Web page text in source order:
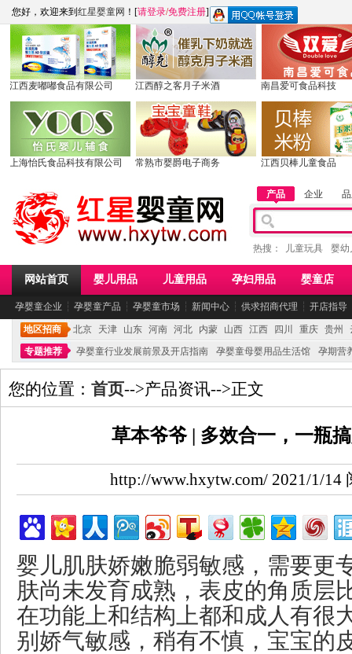
您好，欢迎来到 红星婴童网 ！[请登录/免费注册]
江西麦嘟嘟食品有限公司 江西醇之客月子米酒 南昌爱可食品科技
上海怡氏食品科技有限公司 常熟市婴爵电子商务 江西贝棒儿童食品
产品 企业
热搜： 儿童玩具 婴幼
网站首页 婴儿用品 儿童用品 孕妇用品 婴童店
孕婴童企业 ┆ 孕婴童产品 ┆ 孕婴童市场 ┆ 新闻中心 ┆ 供求招商代理 ┆ 开店指导
地区招商 北京 天津 山东 河南 河北 内蒙 山西 江西 四川 重庆 贵州
专题推荐
孕婴童行业发展前景及开店指南 孕婴童母婴用品生活馆 孕期营
您的位置： 首页-->产品资讯-->正文
草本爷爷 | 多效合一，一瓶
http://www.hxytw.com/ 2021/1/14
婴儿肌肤娇嫩脆弱敏感，需要更
肤尚未发育成熟，表皮的角质层
在功能上和结构上都和成人有很
别娇气敏感，稍有不慎，宝宝的